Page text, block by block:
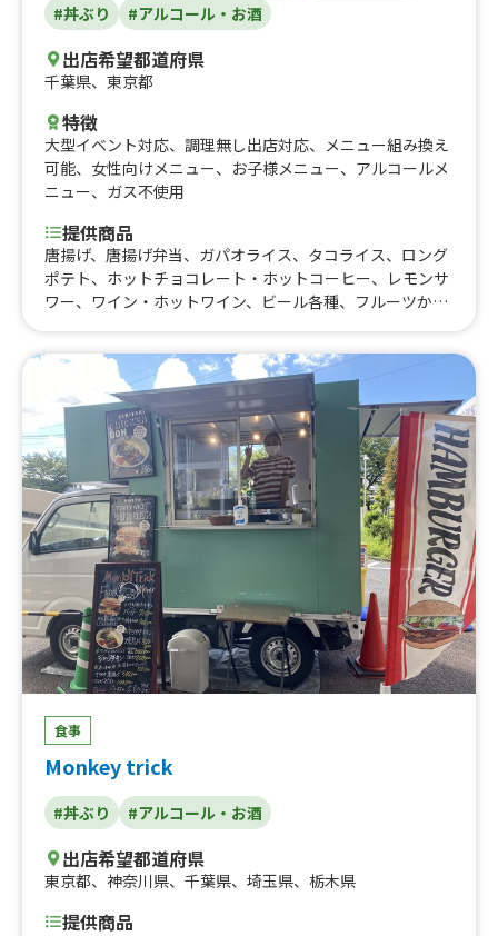
#丼ぶり
#アルコール・お酒
出店希望都道府県
千葉県、 東京都
特徴
大型イベント対応、 調理無し出店対応、 メニュー組み換え
可能、 女性向けメニュー、 お子様メニュー、 アルコールメ
ニュー、 ガス不使用
提供商品
唐揚げ、唐揚げ弁当、ガパオライス、タコライス、ロング
ポテト、ホットチョコレート・ホットコーヒー、レモンサ
ワー、ワイン・ホットワイン、ビール各種、フルーツかき
食事
Monkey trick
#丼ぶり #アルコール・お酒
出店希望都道府県
東京都、 神奈川県、 千葉県、 埼玉県、 栃木県
提供商品